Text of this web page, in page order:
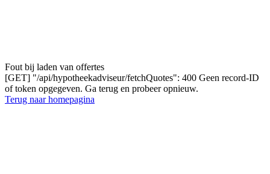
Fout bij laden van offertes
[GET] "/api/hypotheekadviseur/fetchQuotes": 400 Geen record-ID
of token opgegeven. Ga terug en probeer opnieuw.
Terug naar homepagina